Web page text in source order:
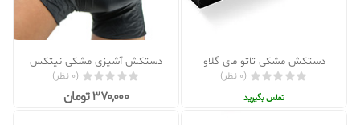
دستکش مشکی تاتو مای گلاو
(0 نظر)
تماس بگیرید
دستکش آشپزی مشکی نیتکس
(0 نظر)
370,000 تومان